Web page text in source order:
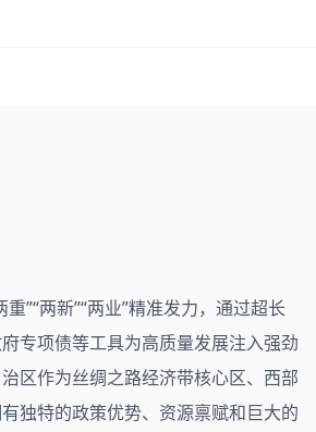
”“两新”“两业”精准发力，通过超长
专项债等工具为高质量发展注入强劲
区作为丝绸之路经济带核心区、西部
独特的政策优势、资源禀赋和巨大的